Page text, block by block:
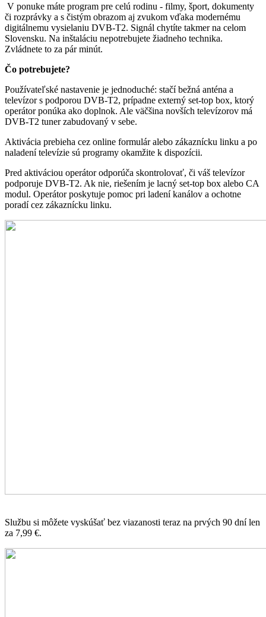
V ponuke máte program pre celú rodinu - filmy, šport, dokumenty
či rozprávky a s čistým obrazom aj zvukom vďaka modernému
digitálnemu vysielaniu DVB-T2. Signál chytíte takmer na celom
Slovensku. Na inštaláciu nepotrebujete žiadneho technika.
Zvládnete to za pár minút.
Čo potrebujete?
Používateľské nastavenie je jednoduché: stačí bežná anténa a
televízor s podporou DVB‑T2, prípadne externý set‑top box, ktorý
operátor ponúka ako doplnok. Ale väčšina novších televízorov má
DVB-T2 tuner zabudovaný v sebe.
Aktivácia prebieha cez online formulár alebo zákaznícku linku a po
naladení televízie sú programy okamžite k dispozícii.
Pred aktiváciou operátor odporúča skontrolovať, či váš televízor
podporuje DVB‑T2. Ak nie, riešením je lacný set‑top box alebo CA
modul. Operátor poskytuje pomoc pri ladení kanálov a ochotne
poradí cez zákaznícku linku.
Službu si môžete vyskúšať bez viazanosti teraz na prvých 90 dní len
za 7,99 €.